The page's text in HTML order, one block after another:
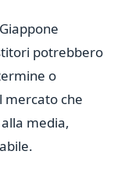
potrebbero
o
mercato che
media,